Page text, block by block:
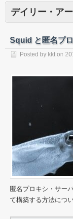
デイリー・ア
Squid と匿名プ
Posted by kkt on
匿名プロキシ・サー
て構築する方法につ